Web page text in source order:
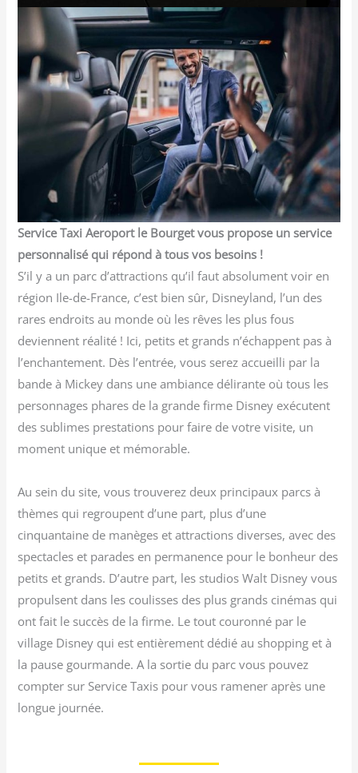
Service Taxi Aeroport le Bourget vous propose un service
personnalisé qui répond à tous vos besoins !
S’il y a un parc d’attractions qu’il faut absolument voir en
région Ile-de-France, c’est bien sûr, Disneyland, l’un des
rares endroits au monde où les rêves les plus fous
deviennent réalité ! Ici, petits et grands n’échappent pas à
l’enchantement. Dès l’entrée, vous serez accueilli par la
bande à Mickey dans une ambiance délirante où tous les
personnages phares de la grande firme Disney exécutent
des sublimes prestations pour faire de votre visite, un
moment unique et mémorable.
Au sein du site, vous trouverez deux principaux parcs à
thèmes qui regroupent d’une part, plus d’une
cinquantaine de manèges et attractions diverses, avec des
spectacles et parades en permanence pour le bonheur des
petits et grands. D’autre part, les studios Walt Disney vous
propulsent dans les coulisses des plus grands cinémas qui
ont fait le succès de la firme. Le tout couronné par le
village Disney qui est entièrement dédié au shopping et à
la pause gourmande. A la sortie du parc vous pouvez
compter sur Service Taxis pour vous ramener après une
longue journée.